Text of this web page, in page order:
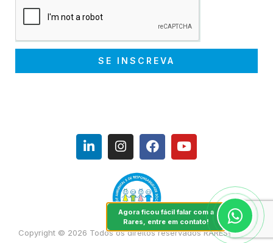
SE INSCREVA
Copyright © 2026 Todos os direitos reservados RARES-NR
Agora ficou fácil falar com a
Rares, entre em contato!